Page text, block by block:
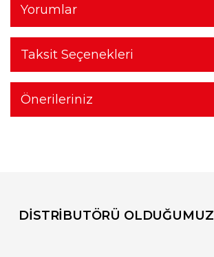
Yorumlar
Taksit Seçenekleri
Önerileriniz
DİSTRİBUTÖRÜ